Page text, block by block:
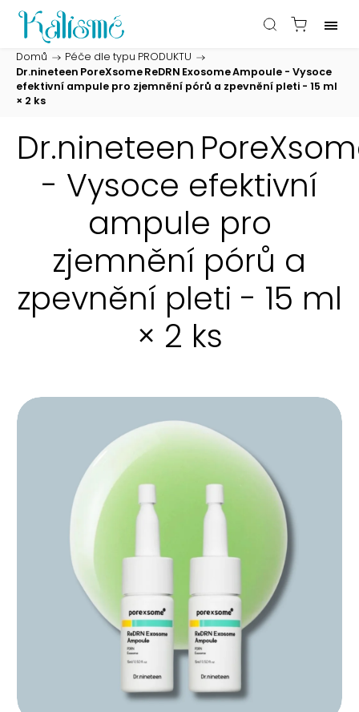
Domů / Péče dle typu PRODUKTU /
Dr.nineteen PoreXsome ReDRN Exosome Ampoule - Vysoce
efektivní ampule pro zjemnění pórů a zpevnění pleti - 15 ml
× 2 ks
Dr.nineteen
- Vysoce efektivní
ampule pro
zjemnění pórů a
zpevnění pleti - 15 ml
× 2 ks